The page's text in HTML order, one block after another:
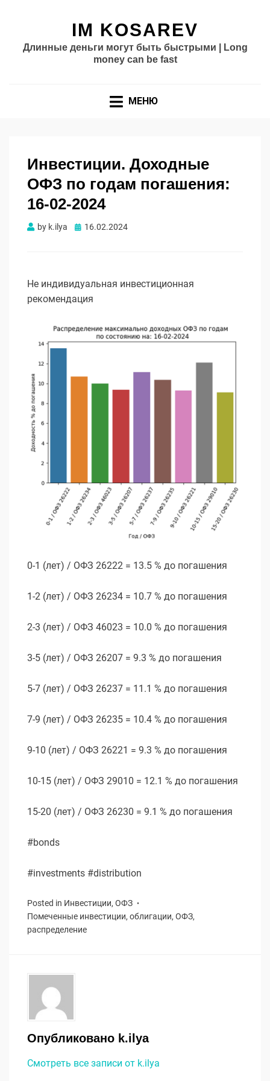
IM KOSAREV
Длинные деньги могут быть быстрыми | Long
money can be fast
МЕНЮ
Инвестиции. Доходные
ОФЗ по годам погашения:
16-02-2024
by k.ilya Опубликовано
16.02.2024
Не индивидуальная инвестиционная
рекомендация
0-1 (лет) / ОФЗ 26222 = 13.5 % до погашения
1-2 (лет) / ОФЗ 26234 = 10.7 % до погашения
2-3 (лет) / ОФЗ 46023 = 10.0 % до погашения
3-5 (лет) / ОФЗ 26207 = 9.3 % до погашения
5-7 (лет) / ОФЗ 26237 = 11.1 % до погашения
7-9 (лет) / ОФЗ 26235 = 10.4 % до погашения
9-10 (лет) / ОФЗ 26221 = 9.3 % до погашения
10-15 (лет) / ОФЗ 29010 = 12.1 % до погашения
15-20 (лет) / ОФЗ 26230 = 9.1 % до погашения
#bonds
#investments #distribution
Posted in Инвестиции, ОФЗ
Помеченные инвестиции, облигации, ОФЗ,
распределение
Опубликовано k.ilya
Смотреть все записи от k.ilya